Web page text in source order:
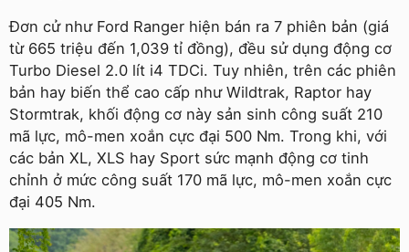
Đơn cử như Ford Ranger hiện bán ra 7 phiên bản (giá
từ 665 triệu đến 1,039 tỉ đồng), đều sử dụng động cơ
Turbo Diesel 2.0 lít i4 TDCi. Tuy nhiên, trên các phiên
bản hay biến thể cao cấp như Wildtrak, Raptor hay
Stormtrak, khối động cơ này sản sinh công suất 210
mã lực, mô-men xoắn cực đại 500 Nm. Trong khi, với
các bản XL, XLS hay Sport sức mạnh động cơ tinh
chỉnh ở mức công suất 170 mã lực, mô-men xoắn cực
đại 405 Nm.